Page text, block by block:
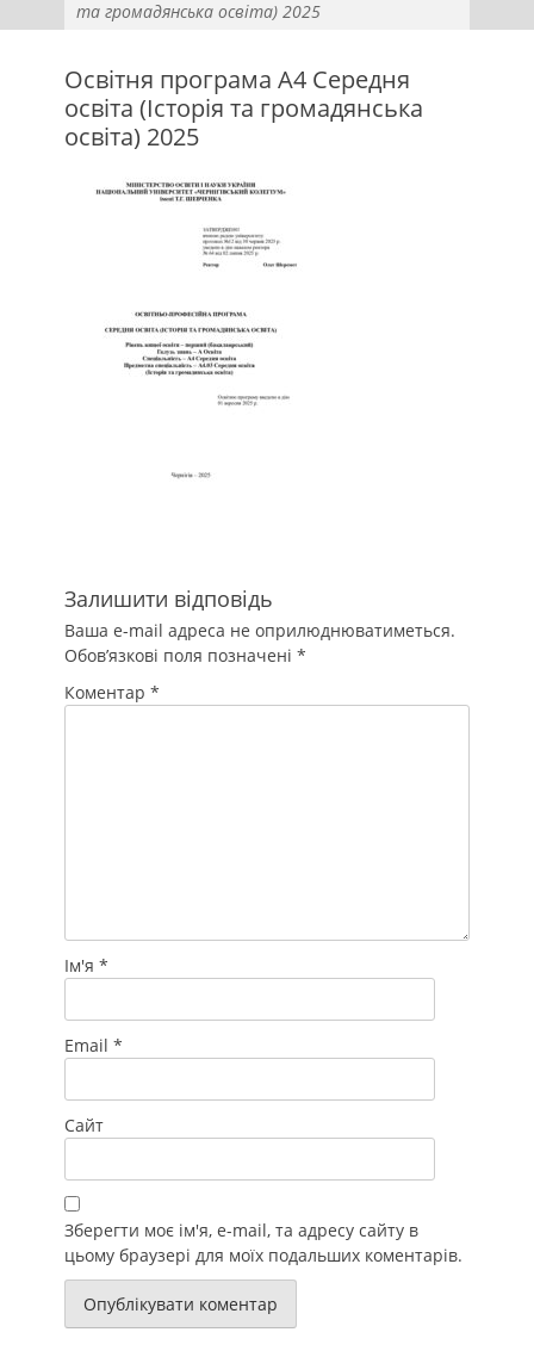
та громадянська освіта) 2025
Освітня програма А4 Середня
освіта (Історія та громадянська
освіта) 2025
Залишити відповідь
Ваша e-mail адреса не оприлюднюватиметься.
Обов’язкові поля позначені *
Коментар *
Ім'я *
Email *
Сайт
Зберегти моє ім'я, e-mail, та адресу сайту в
цьому браузері для моїх подальших коментарів.